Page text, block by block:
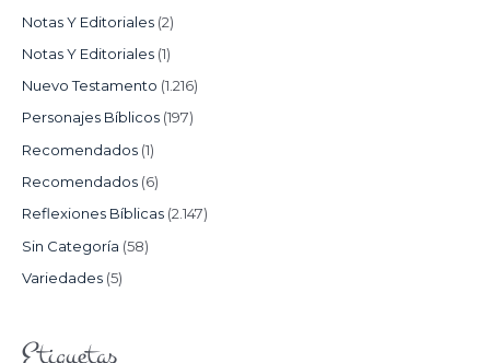
Notas Y Editoriales (2)
Notas Y Editoriales (1)
Nuevo Testamento (1.216)
Personajes Bíblicos (197)
Recomendados (1)
Recomendados (6)
Reflexiones Bíblicas (2.147)
Sin Categoría (58)
Variedades (5)